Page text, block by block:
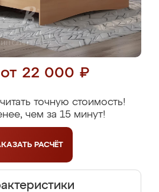
22 000 ₽
точную стоимость!
чем за 15 минут!
РАСЧЁТ